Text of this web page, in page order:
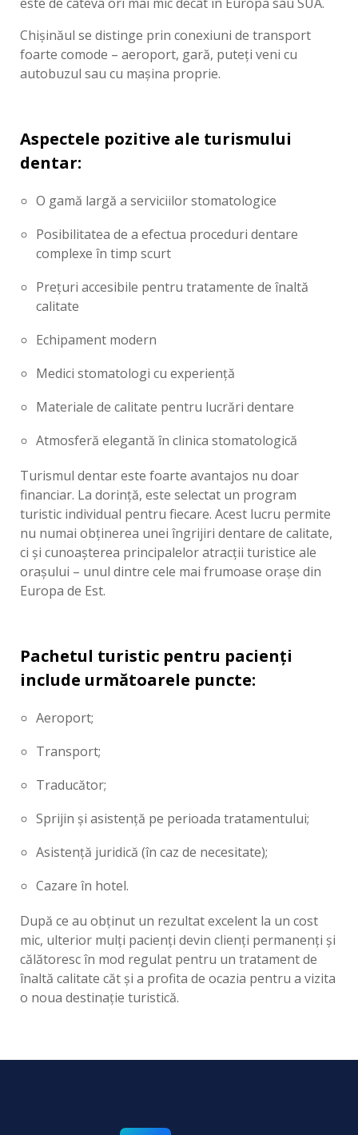
Chișinăul se distinge prin conexiuni de transport
foarte comode – aeroport, gară, puteți veni cu
autobuzul sau cu mașina proprie.
Aspectele pozitive ale turismului
dentar:
O gamă largă a serviciilor stomatologice
Posibilitatea de a efectua proceduri dentare
complexe în timp scurt
Prețuri accesibile pentru tratamente de înaltă
calitate
Echipament modern
Medici stomatologi cu experiență
Materiale de calitate pentru lucrări dentare
Atmosferă elegantă în clinica stomatologică
Turismul dentar este foarte avantajos nu doar
financiar. La dorință, este selectat un program
turistic individual pentru fiecare. Acest lucru permite
nu numai obținerea unei îngrijiri dentare de calitate,
ci și cunoașterea principalelor atracții turistice ale
orașului – unul dintre cele mai frumoase orașe din
Europa de Est.
Pachetul turistic pentru pacienți
include următoarele puncte:
Aeroport;
Transport;
Traducător;
Sprijin și asistență pe perioada tratamentului;
Asistență juridică (în caz de necesitate);
Cazare în hotel.
După ce au obținut un rezultat excelent la un cost
mic, ulterior mulți pacienți devin clienți permanenți și
călătoresc în mod regulat pentru un tratament de
înaltă calitate căt și a profita de ocazia pentru a vizita
o noua destinație turistică.